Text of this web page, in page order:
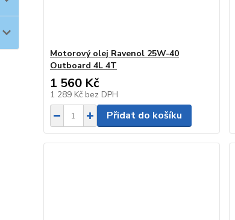
Motorový olej Ravenol 25W-40
Outboard 4L 4T
1 560 Kč
1 289 Kč bez DPH
Přidat do košíku